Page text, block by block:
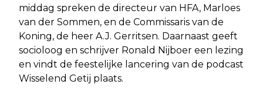
middag spreken de directeur van HFA, Marloes
van der Sommen, en de Commissaris van de
Koning, de heer A.J. Gerritsen. Daarnaast geeft
socioloog en schrijver Ronald Nijboer een lezing
en vindt de feestelijke lancering van de podcast
Wisselend Getij plaats.